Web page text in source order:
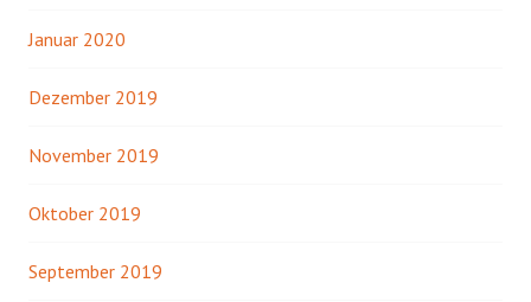
Januar 2020
Dezember 2019
November 2019
Oktober 2019
September 2019